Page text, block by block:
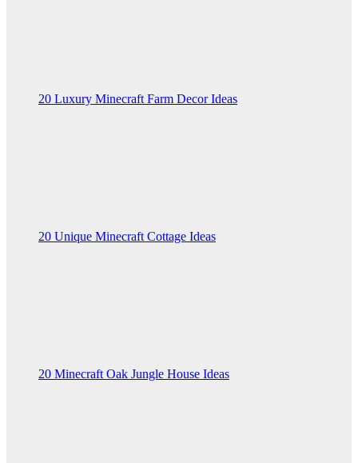
20 Luxury Minecraft Farm Decor Ideas
20 Unique Minecraft Cottage Ideas
20 Minecraft Oak Jungle House Ideas